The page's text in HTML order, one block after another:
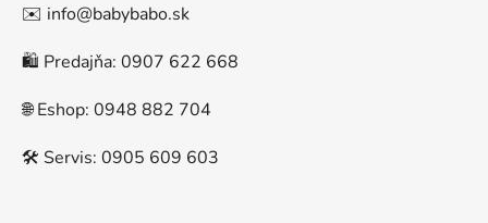
✉️ info@babybabo.sk
🛍️ Predajňa: 0907 622 668
🌐 Eshop: 0948 882 704
🛠️ Servis: 0905 609 603